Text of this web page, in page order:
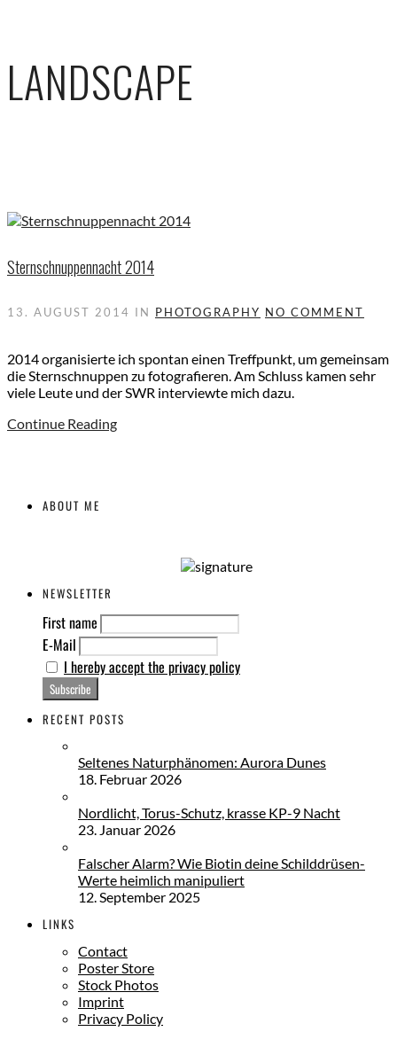
LANDSCAPE
Sternschnuppennacht 2014
13. AUGUST 2014 IN PHOTOGRAPHY NO COMMENT
2014 organisierte ich spontan einen Treffpunkt, um gemeinsam
die Sternschnuppen zu fotografieren. Am Schluss kamen sehr
viele Leute und der SWR interviewte mich dazu.
Continue Reading
ABOUT ME
NEWSLETTER
First name
E-Mail
I hereby accept the privacy policy
RECENT POSTS
Seltenes Naturphänomen: Aurora Dunes
18. Februar 2026
Nordlicht, Torus-Schutz, krasse KP-9 Nacht
23. Januar 2026
Falscher Alarm? Wie Biotin deine Schilddrüsen-
Werte heimlich manipuliert
12. September 2025
LINKS
Contact
Poster Store
Stock Photos
Imprint
Privacy Policy